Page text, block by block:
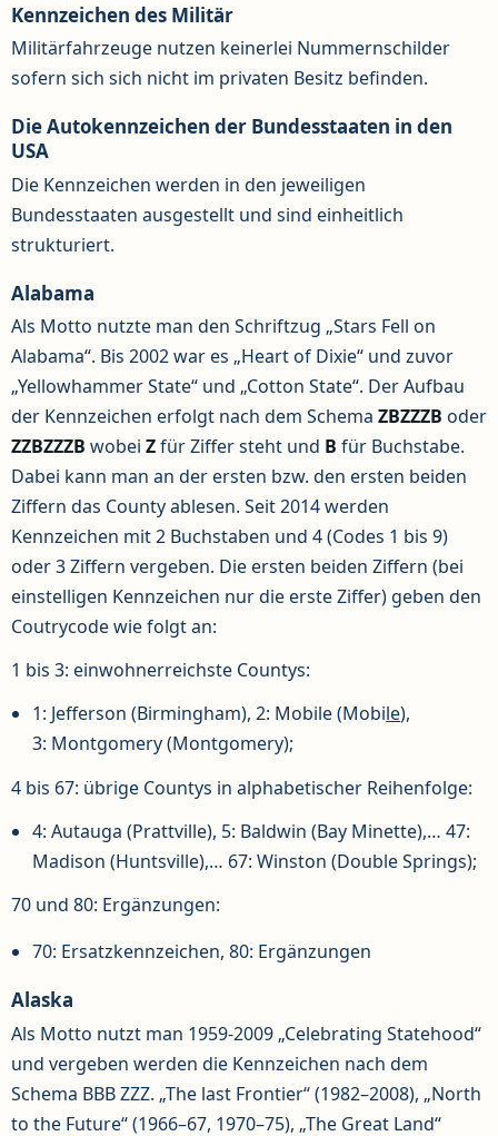
Kennzeichen des Militär
Militärfahrzeuge nutzen keinerlei Nummernschilder
sofern sich sich nicht im privaten Besitz befinden.
Die Autokennzeichen der Bundesstaaten in den
USA
Die Kennzeichen werden in den jeweiligen
Bundesstaaten ausgestellt und sind einheitlich
strukturiert.
Alabama
Als Motto nutzte man den Schriftzug „Stars Fell on
Alabama“. Bis 2002 war es „Heart of Dixie“ und zuvor
„Yellowhammer State“ und „Cotton State“. Der Aufbau
der Kennzeichen erfolgt nach dem Schema ZBZZZB oder
ZZBZZZB wobei Zfür Ziffer steht und B für Buchstabe.
Dabei kann man an der ersten bzw. den ersten beiden
Ziffern das County ablesen. Seit 2014 werden
Kennzeichen mit 2 Buchstaben und 4 (Codes 1 bis 9)
oder 3 Ziffern vergeben. Die ersten beiden Ziffern (bei
einstelligen Kennzeichen nur die erste Ziffer) geben den
Coutrycode wie folgt an:
1 bis 3: einwohnerreichste Countys:
1: Jefferson (Birmingham), 2: Mobile (Mobile),
3: Montgomery (Montgomery);
4 bis 67: übrige Countys in alphabetischer Reihenfolge:
4: Autauga (Prattville), 5: Baldwin (Bay Minette),… 47:
Madison (Huntsville),… 67: Winston (Double Springs);
70 und 80: Ergänzungen:
70: Ersatzkennzeichen, 80: Ergänzungen
Alaska
Als Motto nutzt man 1959-2009 „Celebrating Statehood“
und vergeben werden die Kennzeichen nach dem
Schema BBB ZZZ. „The last Frontier“ (1982–2008), „North
to the Future“ (1966–67, 1970–75), „The Great Land“